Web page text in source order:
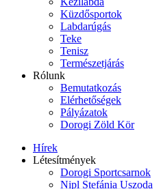
Küzdősportok
Labdarúgás
Teke
Tenisz
Természetjárás
Rólunk
Bemutatkozás
Elérhetőségek
Pályázatok
Dorogi Zöld Kör
Hírek
Létesítmények
Dorogi Sportcsarnok
Nipl Stefánia Uszoda